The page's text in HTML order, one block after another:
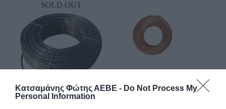
Κατσαμάνης Φώτης ΑΕΒΕ - Do Not Process My
Personal Information
SOLD OUT